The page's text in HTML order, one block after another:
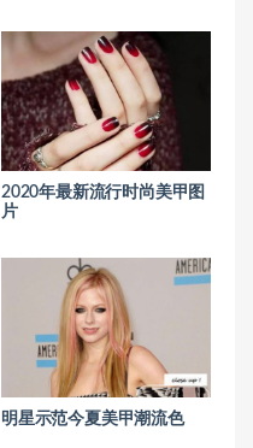
2020年最新流行时尚美甲图
片
明星示范今夏美甲潮流色